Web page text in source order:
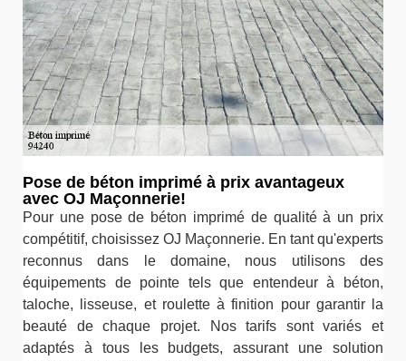
Pose de béton imprimé à prix avantageux
avec OJ Maçonnerie!
Pour une pose de béton imprimé de qualité à un prix
compétitif, choisissez OJ Maçonnerie. En tant qu'experts
reconnus dans le domaine, nous utilisons des
équipements de pointe tels que entendeur à béton,
taloche, lisseuse, et roulette à finition pour garantir la
beauté de chaque projet. Nos tarifs sont variés et
adaptés à tous les budgets, assurant une solution